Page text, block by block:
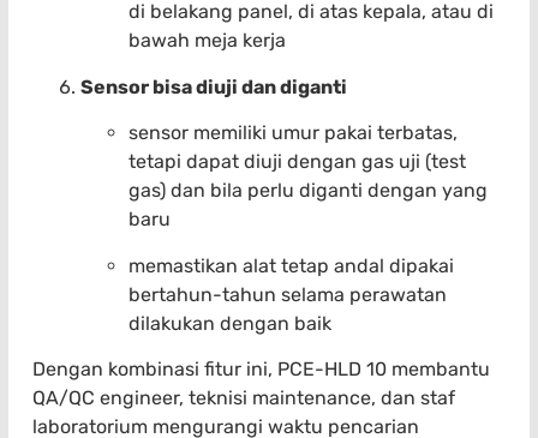
di belakang panel, di atas kepala, atau di
bawah meja kerja
Sensor bisa diuji dan diganti
sensor memiliki umur pakai terbatas,
tetapi dapat diuji dengan gas uji (test
gas) dan bila perlu diganti dengan yang
baru
memastikan alat tetap andal dipakai
bertahun-tahun selama perawatan
dilakukan dengan baik
Dengan kombinasi fitur ini, PCE-HLD 10 membantu
QA/QC engineer, teknisi maintenance, dan staf
laboratorium mengurangi waktu pencarian